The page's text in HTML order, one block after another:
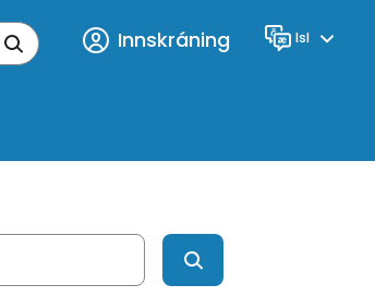
Innskráning Tungumál
Isl